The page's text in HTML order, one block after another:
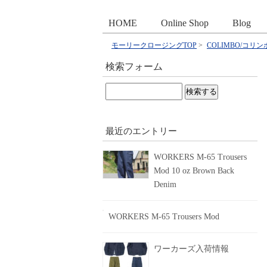
HOME Online Shop Blog
モーリークロージングTOP > COLIMBO/コリン
検索フォーム
最近のエントリー
WORKERS M-65 Trousers
Mod 10 oz Brown Back
Denim
WORKERS M-65 Trousers Mod
ワーカーズ入荷情報